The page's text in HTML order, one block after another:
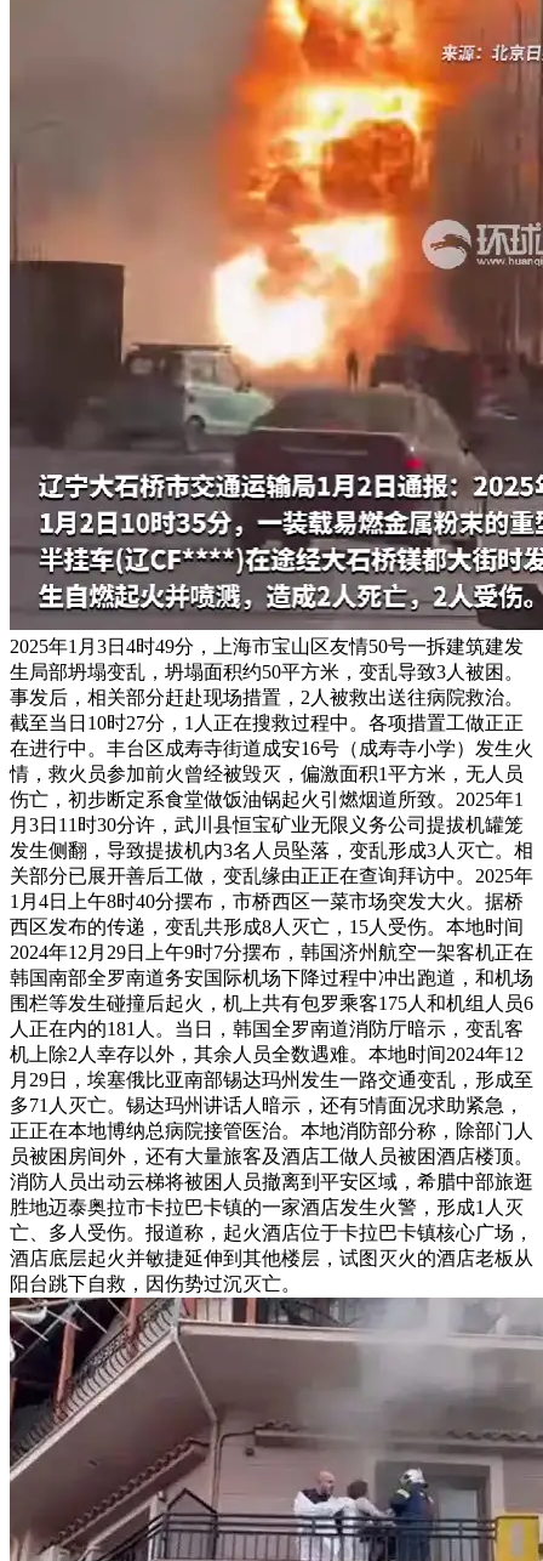
2025年1月3日4时49分，上海市宝山区友情50号一拆建筑建发
生局部坍塌变乱，坍塌面积约50平方米，变乱导致3人被困。
事发后，相关部分赶赴现场措置，2人被救出送往病院救治。
截至当日10时27分，1人正在搜救过程中。各项措置工做正正
在进行中。丰台区成寿寺街道成安16号（成寿寺小学）发生火
情，救火员参加前火曾经被毁灭，偏激面积1平方米，无人员
伤亡，初步断定系食堂做饭油锅起火引燃烟道所致。2025年1
月3日11时30分许，武川县恒宝矿业无限义务公司提拔机罐笼
发生侧翻，导致提拔机内3名人员坠落，变乱形成3人灭亡。相
关部分已展开善后工做，变乱缘由正正在查询拜访中。2025年
1月4日上午8时40分摆布，市桥西区一菜市场突发大火。据桥
西区发布的传递，变乱共形成8人灭亡，15人受伤。本地时间
2024年12月29日上午9时7分摆布，韩国济州航空一架客机正在
韩国南部全罗南道务安国际机场下降过程中冲出跑道，和机场
围栏等发生碰撞后起火，机上共有包罗乘客175人和机组人员6
人正在内的181人。当日，韩国全罗南道消防厅暗示，变乱客
机上除2人幸存以外，其余人员全数遇难。本地时间2024年12
月29日，埃塞俄比亚南部锡达玛州发生一路交通变乱，形成至
多71人灭亡。锡达玛州讲话人暗示，还有5情面况求助紧急，
正正在本地博纳总病院接管医治。本地消防部分称，除部门人
员被困房间外，还有大量旅客及酒店工做人员被困酒店楼顶。
消防人员出动云梯将被困人员撤离到平安区域，希腊中部旅逛
胜地迈泰奥拉市卡拉巴卡镇的一家酒店发生火警，形成1人灭
亡、多人受伤。报道称，起火酒店位于卡拉巴卡镇核心广场，
酒店底层起火并敏捷延伸到其他楼层，试图灭火的酒店老板从
阳台跳下自救，因伤势过沉灭亡。